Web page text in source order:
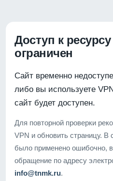
Доступ к
ограничен
Сайт временно
либо вы используете
сайт будет доступен.
Для повторной проверки
VPN и обновить страницу. В
было применено ошибочно,
обращение по адресу
info@tnmk.ru.